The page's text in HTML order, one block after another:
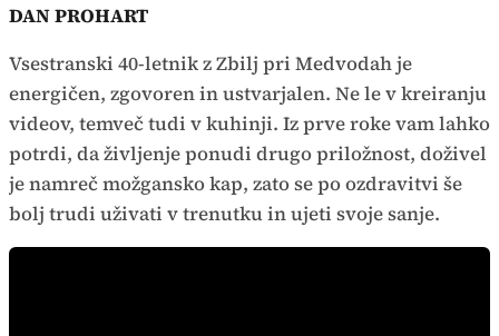
DAN PROHART
Vsestranski 40-letnik z Zbilj pri Medvodah je
energičen, zgovoren in ustvarjalen. Ne le v kreiranju
videov, temveč tudi v kuhinji. Iz prve roke vam lahko
potrdi, da življenje ponudi drugo priložnost, doživel
je namreč možgansko kap, zato se po ozdravitvi še
bolj trudi uživati v trenutku in ujeti svoje sanje.